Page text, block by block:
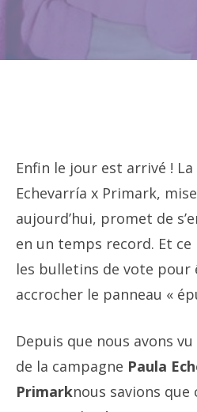
Enfin le jour est arrivé !
Echevarría x Primark,
aujourd’hui, promet de
en un temps record. Et
les bulletins de vote pour
accrocher le panneau «
Depuis que nous avons
de la campagne Paula
Primarknous savions que